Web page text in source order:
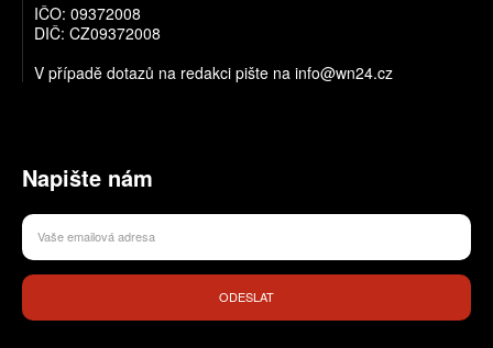
IČO: 09372008
DIČ: CZ09372008
V případě dotazů na redakci pište na info@wn24.cz
Napište nám
ODESLAT